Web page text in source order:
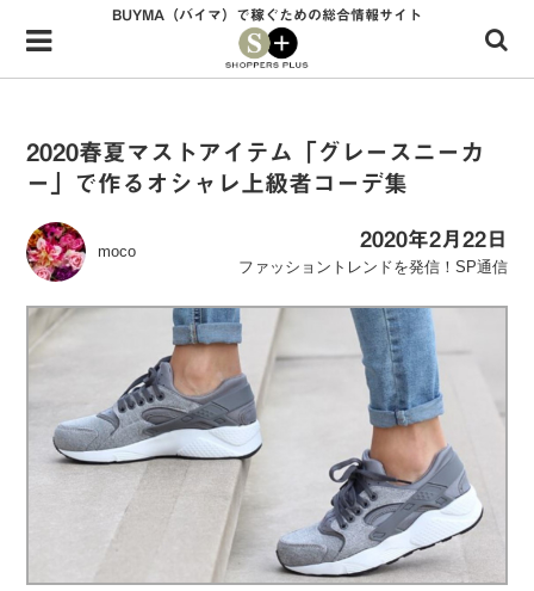
Menu
HOME
34歳独身OLバイマ実践記
無在庫で自由気ままに稼ぐ！バイマ実践記
BUYMAで人気のブランド
BUYMAの売れ筋商品
バイマ活動の疑問に売れっ子現役バイヤーが答えてみた
実録！海外ショップで買ってみた！
BUYMA（バイマ）で稼ぐための総合情報サイト
2020春夏マストアイテム「グレースニーカ
ー」で作るオシャレ上級者コーデ集
moco
2020年2月22日
ファッショントレンドを発信！SP通信